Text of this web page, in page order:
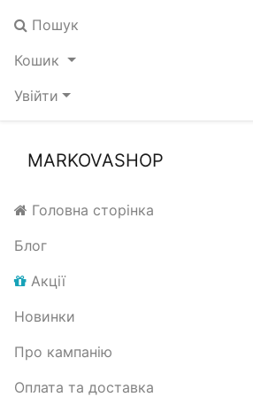
Пошук
Кошик
Увійти
MARKOVASHOP
Головна сторінка
Блог
Акції
Новинки
Про кампанію
Оплата та доставка